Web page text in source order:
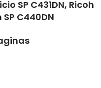
SP C431DN, Ricoh
SP C440DN